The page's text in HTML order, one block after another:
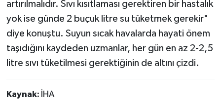
artırılmalıdır. Sıvı kısıtlaması gerektiren bir hastalık
yok ise günde 2 buçuk litre su tüketmek gerekir"
diye konuştu. Suyun sıcak havalarda hayati önem
taşıdığını kaydeden uzmanlar, her gün en az 2-2,5
litre sıvı tüketilmesi gerektiğinin de altını çizdi.
Kaynak: İHA